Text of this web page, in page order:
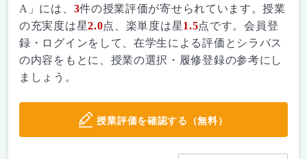
A」には、 3件の授業評価が寄せられています。授業
の充実度は星2.0点、楽単度は星1.5点です。会員登
録・ログインをして、在学生による評価とシラバス
の内容をもとに、授業の選択・履修登録の参考にし
ましょう。
授業評価を確認する（無料）